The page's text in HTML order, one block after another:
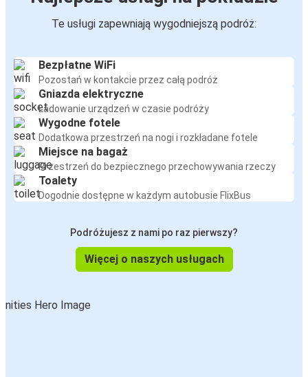
Te usługi zapewniają wygodniejszą podróż:
Bezpłatne WiFi
Pozostań w kontakcie przez całą podróż
Gniazda elektryczne
Ładowanie urządzeń w czasie podróży
Wygodne fotele
Dodatkowa przestrzeń na nogi i rozkładane fotele
Miejsce na bagaż
Przestrzeń do bezpiecznego przechowywania rzeczy
Toalety
Dogodnie dostępne w każdym autobusie FlixBus
Podróżujesz z nami po raz pierwszy?
Więcej o naszych usługach